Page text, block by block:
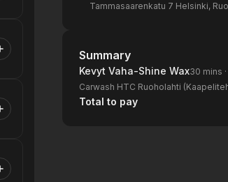
Tammasaarenkatu 7 Helsinki,
Summary
Summary
Kevyt Vaha-Shine Wax30 mins ·
Carwash HTC Ruoholahti
Total to pay